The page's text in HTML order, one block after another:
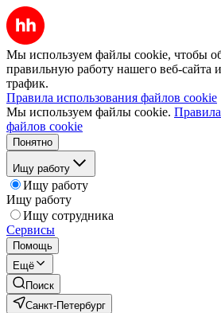
Мы используем файлы cookie, чтобы
правильную работу нашего веб-сайта
трафик.
Правила использования файлов cookie
Мы используем файлы cookie.
файлов cookie
Понятно
Ищу работу
Ищу работу
Ищу работу
Ищу сотрудника
Сервисы
Помощь
Ещё
Поиск
Санкт-Петербург